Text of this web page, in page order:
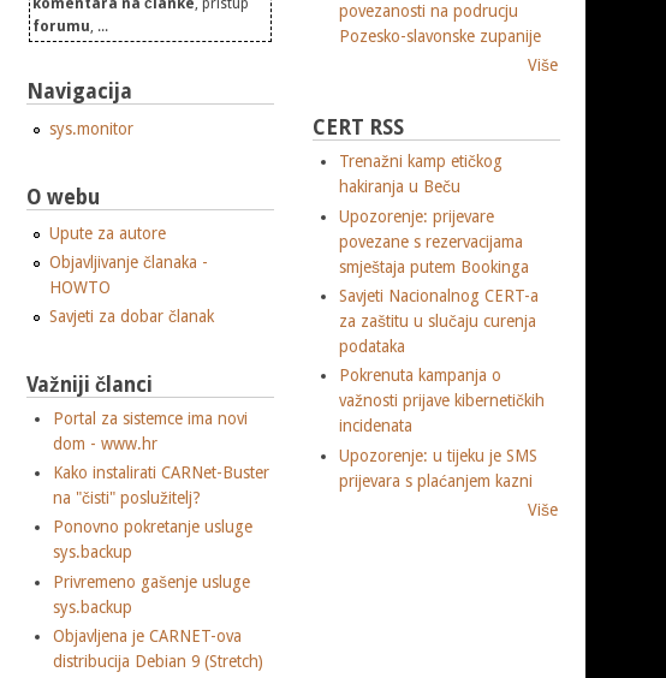
komentara na članke, pristup
forumu, ...
Navigacija
sys.monitor
O webu
Upute za autore
Objavljivanje članaka -
HOWTO
Savjeti za dobar članak
Važniji članci
Portal za sistemce ima novi
dom - www.hr
Kako instalirati CARNet-Buster
na "čisti" poslužitelj?
Ponovno pokretanje usluge
sys.backup
Privremeno gašenje usluge
sys.backup
Objavljena je CARNET-ova
distribucija Debian 9 (Stretch)
povezanosti na podrucju
Pozesko-slavonske zupanije
Više
CERT RSS
Trenažni kamp etičkog
hakiranja u Beču
Upozorenje: prijevare
povezane s rezervacijama
smještaja putem Bookinga
Savjeti Nacionalnog CERT-a
za zaštitu u slučaju curenja
podataka
Pokrenuta kampanja o
važnosti prijave kibernetičkih
incidenata
Upozorenje: u tijeku je SMS
prijevara s plaćanjem kazni
Više